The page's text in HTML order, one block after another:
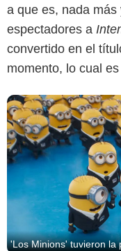
a que es, nada
espectadores a
convertido en el
momento, lo cual
'Los Minions' tuvieron la